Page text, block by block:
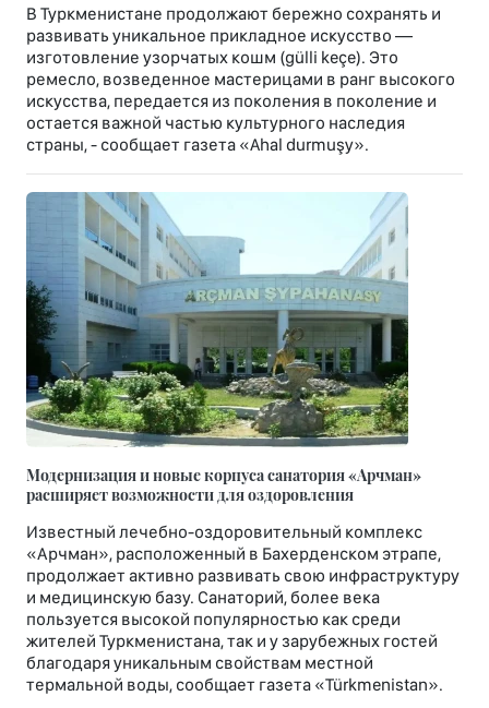
В Туркменистане продолжают бережно сохранять и
развивать уникальное прикладное искусство —
изготовление узорчатых кошм (gülli keçe). Это
ремесло, возведенное мастерицами в ранг высокого
искусства, передается из поколения в поколение и
остается важной частью культурного наследия
страны, - сообщает газета «Ahal durmuşy».
Модернизация и новые корпуса санатория «Арчман»
расширяет возможности для оздоровления
Известный лечебно-оздоровительный комплекс
«Арчман», расположенный в Бахерденском этрапе,
продолжает активно развивать свою инфраструктуру
и медицинскую базу. Санаторий, более века
пользуется высокой популярностью как среди
жителей Туркменистана, так и у зарубежных гостей
благодаря уникальным свойствам местной
термальной воды, сообщает газета «Türkmenistan».